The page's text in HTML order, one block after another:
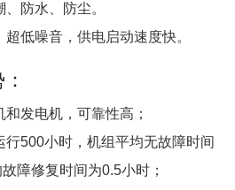
防水、防尘。
低噪音，供电启动速度快。
发电机，可靠性高；
行500小时，机组平均无故障时间
障修复时间为0.5小时；